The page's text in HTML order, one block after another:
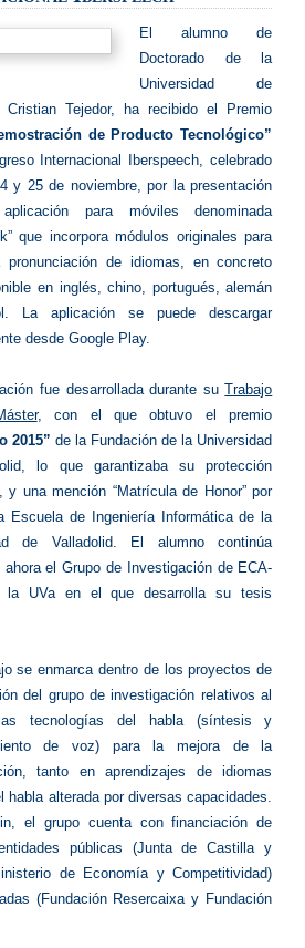
El alumno de
Doctorado de la
Universidad de
Cristian Tejedor, ha recibido el Premio
de Producto Tecnológico”
Internacional Iberspeech, celebrado
y 25 de noviembre, por la presentación
para móviles denominada
que incorpora módulos originales para
pronunciación de idiomas, en concreto
en inglés, chino, portugués, alemán
La aplicación se puede descargar
desde Google Play.
fue desarrollada durante suTrabajo
, con el que obtuvo el premio
2015” de la Fundación de la Universidad
lo que garantizaba su protección
y una mención “Matrícula de Honor” por
Escuela de Ingeniería Informática de la
de Valladolid. El alumno continúa
ahora el Grupo de Investigación de ECA-
la UVa en el que desarrolla su tesis
se enmarca dentro de los proyectos de
del grupo de investigación relativos al
tecnologías del habla (síntesis y
de voz) para la mejora de la
tanto en aprendizajes de idiomas
habla alterada por diversas capacidades.
el grupo cuenta con financiación de
públicas (Junta de Castilla y
de Economía y Competitividad)
(Fundación Resercaixa y Fundación